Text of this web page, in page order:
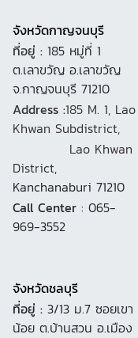
จังหวัดกาญจนบุรี
ที่อยู่ : 185 หมู่ที่ 1
ต.เลาขวัญ อ.เลาขวัญ
จ.กาญจนบุรี 71210
Address :185 M. 1, Lao
Khwan Subdistrict,
Lao Khwan
District,
Kanchanaburi 71210
Call Center : 065-
969-3552
จังหวัดชลบุรี
ที่อยู่ : 3/13 ม.7 ซอยเขา
น้อย ต.บ้านสวน อ.เมือง